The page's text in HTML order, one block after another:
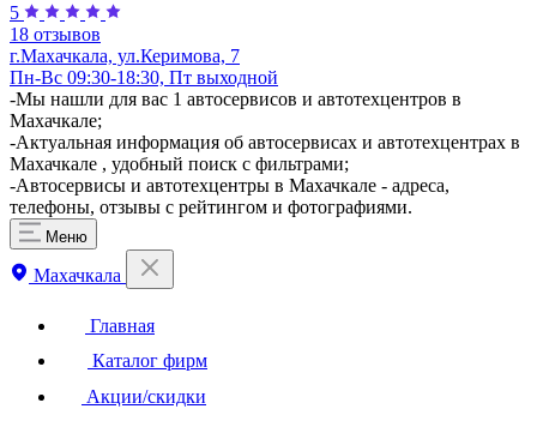
5
18 отзывов
г.Махачкала, ул.Керимова, 7
Пн-Вс 09:30-18:30, Пт выходной
-Мы нашли для вас 1 автосервисов и автотехцентров в
Махачкале;
-Актуальная информация об автосервисах и автотехцентрах в
Махачкале , удобный поиск с фильтрами;
-Автосервисы и автотехцентры в Махачкале - адреса,
телефоны, отзывы с рейтингом и фотографиями.
Меню
Махачкала
Главная
Каталог фирм
Акции/скидки